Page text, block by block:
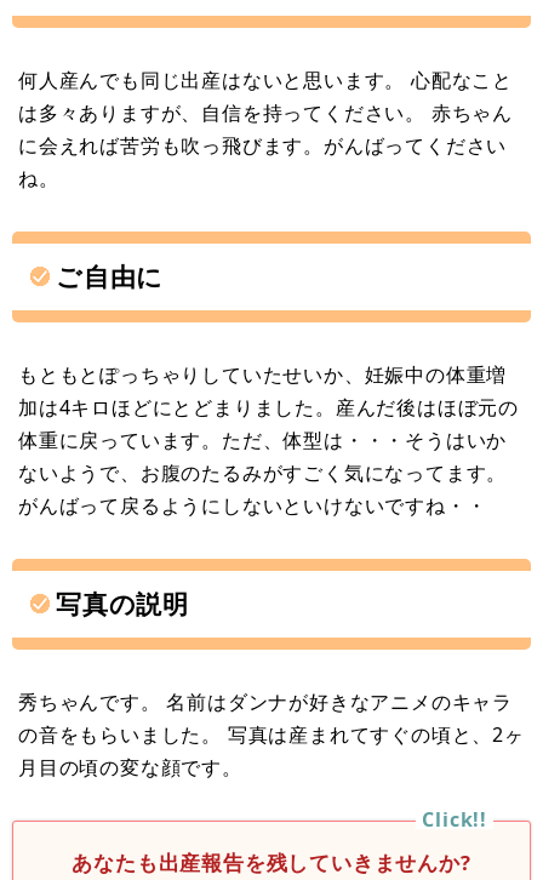
何人産んでも同じ出産はないと思います。 心配なこと
は多々ありますが、自信を持ってください。 赤ちゃん
に会えれば苦労も吹っ飛びます。がんばってください
ね。
ご自由に
もともとぽっちゃりしていたせいか、妊娠中の体重増
加は4キロほどにとどまりました。産んだ後はほぼ元の
体重に戻っています。ただ、体型は・・・そうはいか
ないようで、お腹のたるみがすごく気になってます。
がんばって戻るようにしないといけないですね・・
写真の説明
秀ちゃんです。 名前はダンナが好きなアニメのキャラ
の音をもらいました。 写真は産まれてすぐの頃と、2ヶ
月目の頃の変な顔です。
あなたも出産報告を残していきませんか?